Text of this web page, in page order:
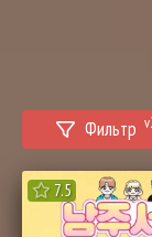
Фильтр
7.5